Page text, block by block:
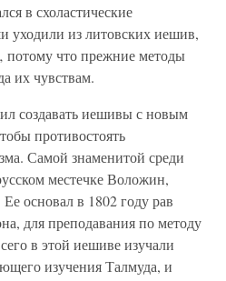
в схоластические
уходили из литовских иешив,
потому что прежние методы
их чувствам.
создавать иешивы с новым
противостоять
Самой знаменитой среди
местечке Воложин,
основал в 1802 году рав
для преподавания по методу
в этой иешиве изучали
изучения Талмуда, и